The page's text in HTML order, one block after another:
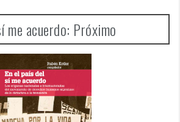
me acuerdo: Próximo